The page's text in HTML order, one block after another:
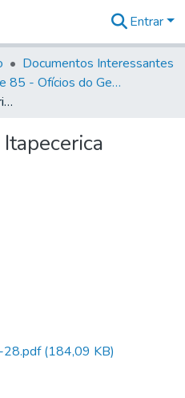
na
Entrar
Documentos Interessantes
Volume 85 - Ofícios do General Francisco da Cunha Menezes (Governador da Capitania): 1782- 1786
Para Barohery, ou Itapecerica
28.pdf(184,09 KB)